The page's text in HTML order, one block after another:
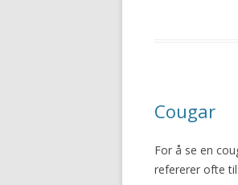
Cougar
For å se en
refererer ofte